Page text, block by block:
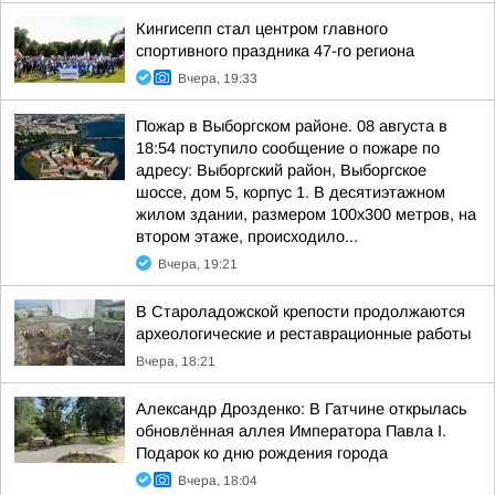
Кингисепп стал центром главного
спортивного праздника 47-го региона
Вчера, 19:33
Пожар в Выборгском районе. 08 августа в
18:54 поступило сообщение о пожаре по
адресу: Выборгский район, Выборгское
шоссе, дом 5, корпус 1. В десятиэтажном
жилом здании, размером 100х300 метров, на
втором этаже, происходило...
Вчера, 19:21
В Староладожской крепости продолжаются
археологические и реставрационные работы
Вчера, 18:21
Александр Дрозденко: В Гатчине открылась
обновлённая аллея Императора Павла I.
Подарок ко дню рождения города
Вчера, 18:04